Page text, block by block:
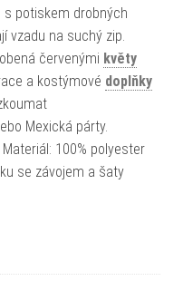
s potiskem drobných
vzadu na suchý zip.
červenými květy
a kostýmové doplňky
Mexická párty.
100% polyester
se závojem a šaty